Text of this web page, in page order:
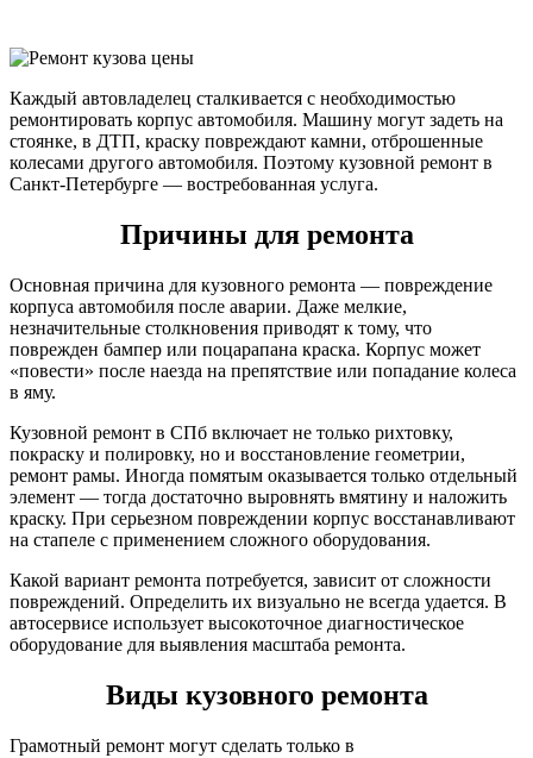
Каждый автовладелец сталкивается с необходимостью
ремонтировать корпус автомобиля. Машину могут задеть на
стоянке, в ДТП, краску повреждают камни, отброшенные
колесами другого автомобиля. Поэтому кузовной ремонт в
Санкт-Петербурге — востребованная услуга.
Причины для ремонта
Основная причина для кузовного ремонта — повреждение
корпуса автомобиля после аварии. Даже мелкие,
незначительные столкновения приводят к тому, что
поврежден бампер или поцарапана краска. Корпус может
«повести» после наезда на препятствие или попадание колеса
в яму.
Кузовной ремонт в СПб включает не только рихтовку,
покраску и полировку, но и восстановление геометрии,
ремонт рамы. Иногда помятым оказывается только отдельный
элемент — тогда достаточно выровнять вмятину и наложить
краску. При серьезном повреждении корпус восстанавливают
на стапеле с применением сложного оборудования.
Какой вариант ремонта потребуется, зависит от сложности
повреждений. Определить их визуально не всегда удается. В
автосервисе использует высокоточное диагностическое
оборудование для выявления масштаба ремонта.
Виды кузовного ремонта
Грамотный ремонт могут сделать только в